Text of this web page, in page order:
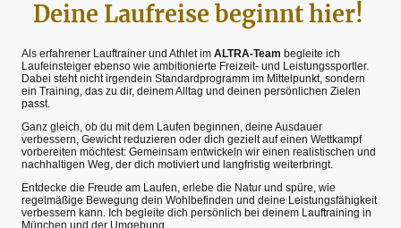
Deine Laufreise beginnt hier!
Als erfahrener Lauftrainer und Athlet im ALTRA-Team begleite ich
Laufeinsteiger ebenso wie ambitionierte Freizeit- und Leistungssportler.
Dabei steht nicht irgendein Standardprogramm im Mittelpunkt, sondern
ein Training, das zu dir, deinem Alltag und deinen persönlichen Zielen
passt.
Ganz gleich, ob du mit dem Laufen beginnen, deine Ausdauer
verbessern, Gewicht reduzieren oder dich gezielt auf einen Wettkampf
vorbereiten möchtest: Gemeinsam entwickeln wir einen realistischen und
nachhaltigen Weg, der dich motiviert und langfristig weiterbringt.
Entdecke die Freude am Laufen, erlebe die Natur und spüre, wie
regelmäßige Bewegung dein Wohlbefinden und deine Leistungsfähigkeit
verbessern kann. Ich begleite dich persönlich bei deinem Lauftraining in
München und der Umgebung.